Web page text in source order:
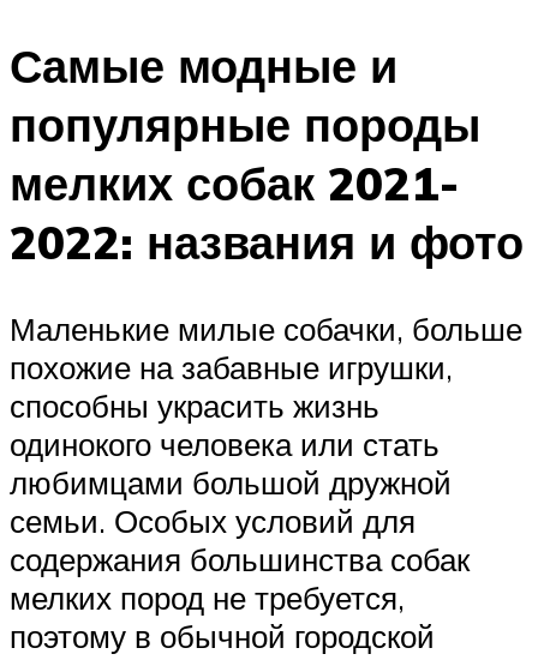
Самые модные и
популярные породы
мелких собак 2021-
2022: названия и фото
Маленькие милые собачки, больше
похожие на забавные игрушки,
способны украсить жизнь
одинокого человека или стать
любимцами большой дружной
семьи. Особых условий для
содержания большинства собак
мелких пород не требуется,
поэтому в обычной городской